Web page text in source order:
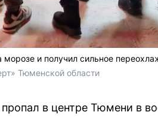
и получил сильное
Тюменской области
в центре Тюмени в